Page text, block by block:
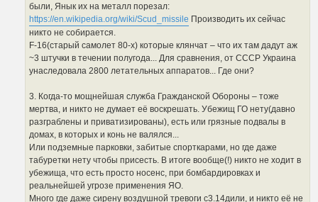
были, Янык их на металл порезал:
https://en.wikipedia.org/wiki/Scud_missile Производить их сейчас
никто не собирается.
F-16(старый самолет 80-х) которые клянчат – что их там дадут аж
~3 штучки в течении полугода... Для сравнения, от СССР Украина
унаследовала 2800 летательных аппаратов... Где они?
3. Когда-то мощнейшая служба Гражданской Обороны – тоже
мертва, и никто не думает её воскрешать. Убежищ ГО нету(давно
разграблены и приватизированы), есть или грязные подвалы в
домах, в которых и конь не валялся...
Или подземные парковки, забитые спорткарами, но где даже
табуретки нету чтобы присесть. В итоге вообще(!) никто не ходит в
убежища, что есть просто носенс, при бомбардировках и
реальнейшей угрозе применения ЯО.
Много где даже сирену воздушной тревоги с3.14дили, и никто её не